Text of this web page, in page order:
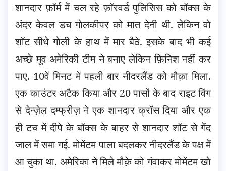
शानदार फ़ॉर्म में चल रहे फ़ॉरवर्ड पुलिसिस को बॉक्स के
अंदर केवल डच गोलकीपर को मात देनी थी. लेकिन वो
शॉट सीधे गोली के हाथ में मार बैठे. इसके बाद भी कई
अच्छे मूव अमेरिकी टीम ने बनाए लेकिन फ़िनिश नहीं कर
पाए. 10वें मिनट में पहली बार नीदरलैंड को मौक़ा मिला.
एक काउंटर अटैक किया और 20 पासों के बाद राइट विंग
से देन्ज़ेल दम्फ्रीज़ ने एक शानदार क्रॉस दिया और एक
ही टच में दीपे के बॉक्स के बाहर से शानदार शॉट से गेंद
जाल में समा गई. मोमेंटम पाला बदलकर नीदरलैंड के पक्ष में
आ चुका था. अमेरिका ने मिले मौक़े को गंवाकर मोमेंटम खो